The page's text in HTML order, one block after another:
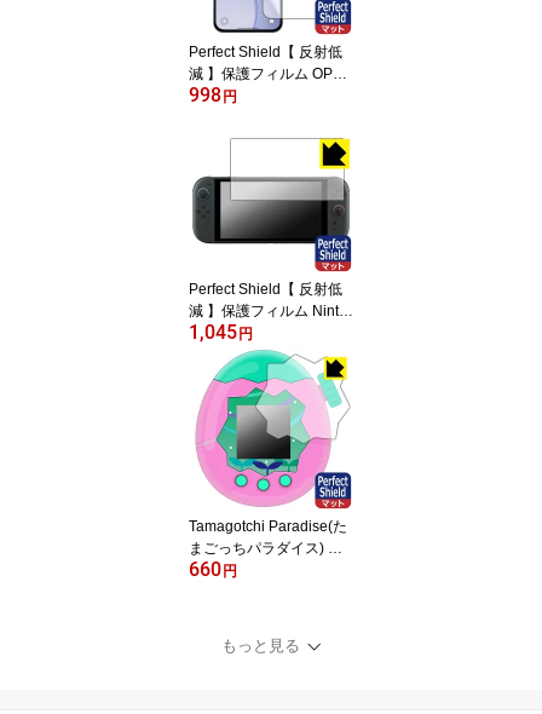
Perfect Shield【 反射低
減 】保護フィルム OPPO
Reno15 A 【 指紋認証対
998円
Perfect Shield【 反射低
減 】保護フィルム Ninte
ndo Switch 2 (ニンテン
ドー スイッチ2) 日本製
自社製造直販
1,045円
Tamagotchi Paradise(た
まごっちパラダイス) 用
Perfect Shield【 反射低
660円
もっと見る